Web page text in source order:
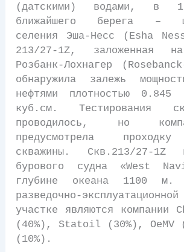
(датскими) водами, в
ближайшего берега –
селения Эша-Несс (Esha
213/27-1Z, заложенная
Розбанк-Лохнагер
обнаружила залежь
нефтями плотностью
куб.см. Тестирования
проводилось, но
предусмотрела
скважины. Скв.213/27-1Z
бурового судна «West
глубине океана 1100 м.
разведочно-
участке являются компании
(40%), Statoil (30%), OeMV
(10%).